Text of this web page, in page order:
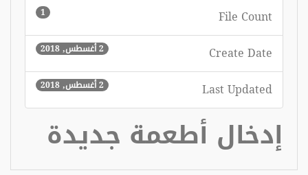
File Count
1
Create Date 2 أغسطس, 2018
Last Updated 2 أغسطس, 2018
إدخال أطعمة جديدة